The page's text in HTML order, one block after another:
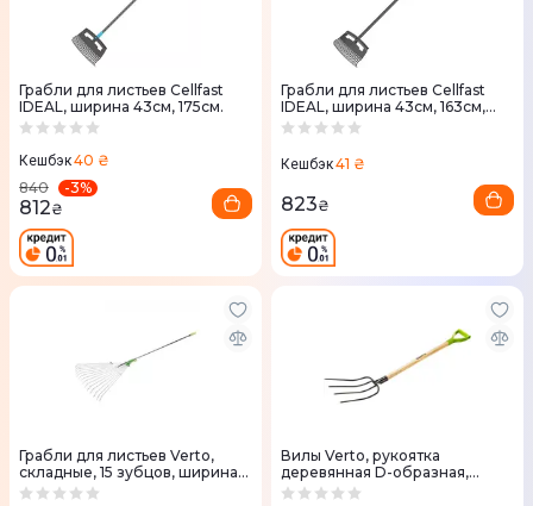
Грабли для листьев Cellfast
IDEAL, ширина 43см, 175см.
Кешбэк40 ₴
840
-3%
812₴
Грабли для листьев Cellfast
IDEAL, ширина 43см, 163см,
0.6кг (40-281)
Кешбэк41 ₴
823₴
Грабли для листьев Verto,
складные, 15 зубцов, ширина
19см, 123см.
Вилы Verto, рукоятка
деревянная D-образная,
126.5см, 1.42кг (15G040)